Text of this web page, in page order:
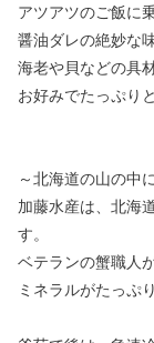
アツアツのご飯に
醤油ダレの絶妙な
海老や貝などの具
お好みでたっぷり
～北海道の山の中
加藤水産は、北海
す。
ベテランの蟹職人
ミネラルがたっぷ